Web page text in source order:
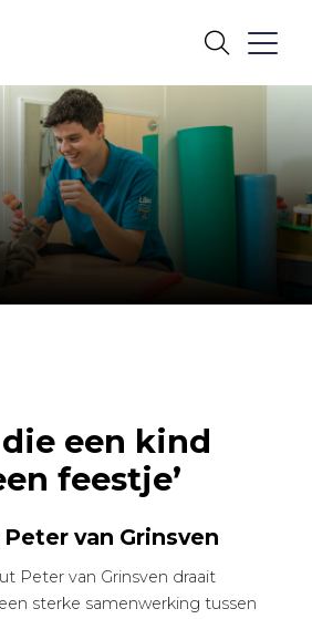
die een kind
feestje’
van Grinsven
Peter van Grinsven draait
sterke samenwerking tussen